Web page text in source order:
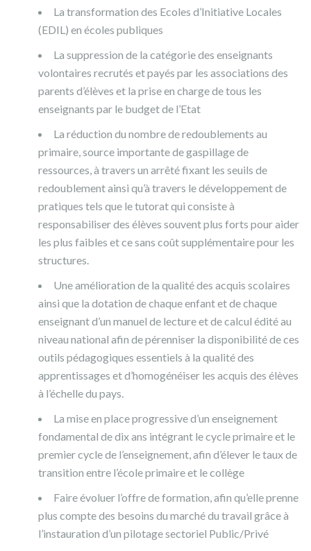
La transformation des Ecoles d’Initiative Locales
(EDIL) en écoles publiques
La suppression de la catégorie des enseignants
volontaires recrutés et payés par les associations des
parents d’élèves et la prise en charge de tous les
enseignants par le budget de l’Etat
La réduction du nombre de redoublements au
primaire, source importante de gaspillage de
ressources, à travers un arrêté fixant les seuils de
redoublement ainsi qu’à travers le développement de
pratiques tels que le tutorat qui consiste à
responsabiliser des élèves souvent plus forts pour aider
les plus faibles et ce sans coût supplémentaire pour les
structures.
Une amélioration de la qualité des acquis scolaires
ainsi que la dotation de chaque enfant et de chaque
enseignant d’un manuel de lecture et de calcul édité au
niveau national afin de pérenniser la disponibilité de ces
outils pédagogiques essentiels à la qualité des
apprentissages et d’homogénéiser les acquis des élèves
à l’échelle du pays.
La mise en place progressive d’un enseignement
fondamental de dix ans intégrant le cycle primaire et le
premier cycle de l’enseignement, afin d’élever le taux de
transition entre l’école primaire et le collège
Faire évoluer l’offre de formation, afin qu’elle prenne
plus compte des besoins du marché du travail grâce à
l’instauration d’un pilotage sectoriel Public/Privé